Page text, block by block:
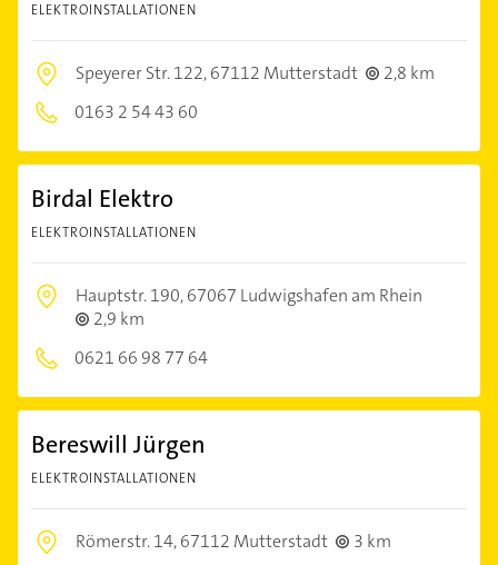
ELEKTROINSTALLATIONEN
Speyerer Str. 122,67112 Mutterstadt
2,8 km
0163 2 54 43 60
Birdal Elektro
ELEKTROINSTALLATIONEN
Hauptstr. 190,67067 Ludwigshafen am Rhein
2,9 km
0621 66 98 77 64
Bereswill Jürgen
ELEKTROINSTALLATIONEN
Römerstr. 14,67112 Mutterstadt
3 km